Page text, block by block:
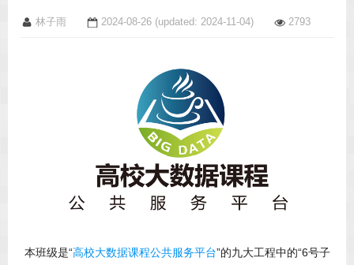
林子雨 2024-08-26 (updated: 2024-11-04) 2793
本班级是“高校大数据课程公共服务平台”的九大工程中的“6号子